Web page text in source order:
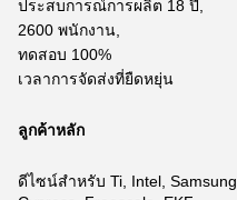
ประสบการณ์การผลิต 18 ปี,
2600 พนักงาน,
ทดสอบ 100%
เวลาการจัดส่งที่ยืดหยุ่น
ลูกค้าหลัก
ดีไซน์สำหรับ Ti, Intel,